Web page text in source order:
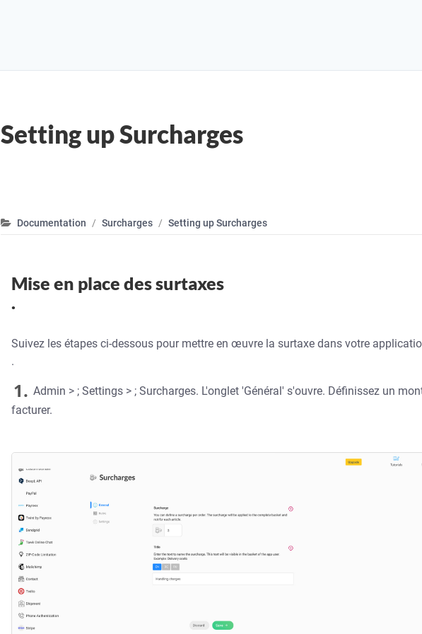
Setting up Surcharges
Documentation Surcharges Setting up Surcharges
Mise en place des surtaxes
.
Suivez les étapes ci-dessous pour mettre en œuvre la surtaxe dans votre
.
1. Admin > ; Settings > ; Surcharges. L'onglet 'Général' s'ouvre. Définissez un
facturer.